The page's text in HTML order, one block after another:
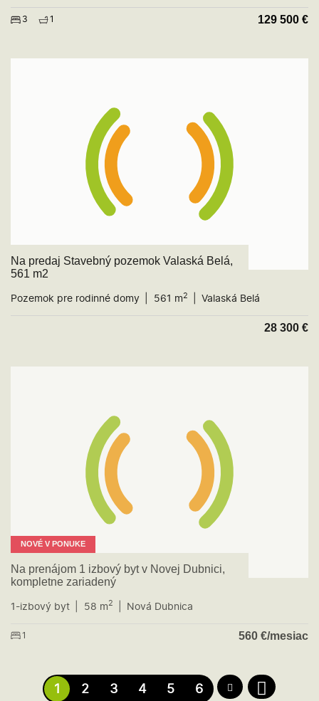
3 1 129 500 €
Na predaj Stavebný pozemok Valaská Belá,
561 m2
Pozemok pre rodinné domy
561 m2 Valaská Belá
28 300 €
NOVÉ V PONUKE
Na prenájom 1 izbový byt v Novej Dubnici,
kompletne zariadený
1-izbový byt
58 m2 Nová Dubnica
1 560 €/mesiac
1 2 3 4 5 6